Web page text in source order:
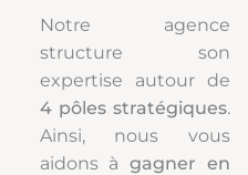
Notre agence
structure son
expertise autour de
4 pôles stratégiques.
Ainsi, nous vous
aidons àgagner en